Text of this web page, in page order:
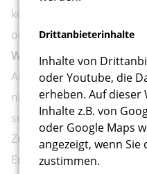
können. Details hierzu
oder auf Anfrage an
Warum bei uns?
Als exklusiver Pfalz Card-
nur eine komfortable
schönsten Regionen
Zugang zu einer Vielzahl
Ermäßigungen.
Drittanbieterinhalte
Inhalte von
oder Youtube, die
erheben. Auf dieser
Inhalte z.B. von
oder Google Maps
angezeigt, wenn
zustimmen.